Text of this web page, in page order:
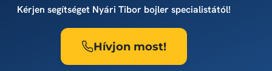
Kérjen segítséget Nyári Tibor bojler specialistától!
Hívjon most!